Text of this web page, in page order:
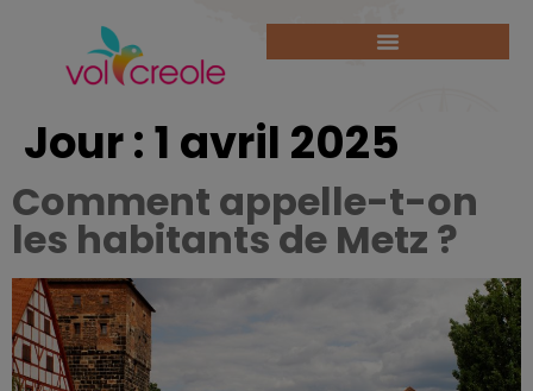
Jour :1 avril 2025
Comment appelle-t-on
les habitants de Metz ?